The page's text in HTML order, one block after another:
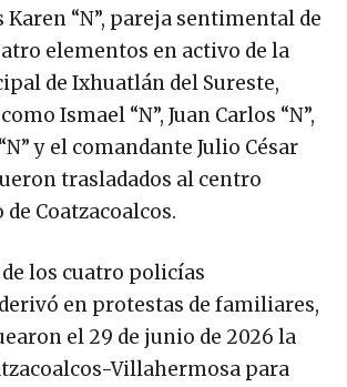
“N”, pareja sentimental de
elementos en activo de la
de Ixhuatlán del Sureste,
Ismael “N”, Juan Carlos “N”,
y el comandante Julio César
trasladados al centro
Coatzacoalcos.
los cuatro policías
en protestas de familiares,
el 29 de junio de 2026 la
Villahermosa para